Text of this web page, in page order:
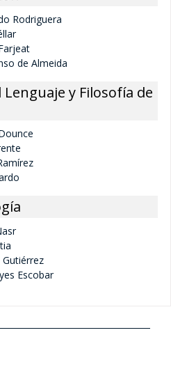
Becas
Rodriguera
de Almeida
Lenguaje y Filosofía de
Escobar